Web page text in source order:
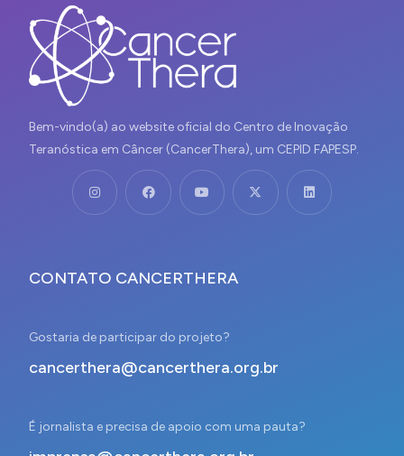
Bem-vindo(a) ao website oficial do Centro de Inovação
Teranóstica em Câncer (CancerThera), um CEPID FAPESP.
CONTATO CANCERTHERA
Gostaria de participar do projeto?
cancerthera@cancerthera.org.br
É jornalista e precisa de apoio com uma pauta?